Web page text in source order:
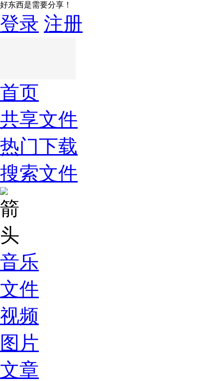
好东西是需要分享！
登录 注册
首页
共享文件
热门下载
搜索文件
音乐
文件
视频
图片
文章